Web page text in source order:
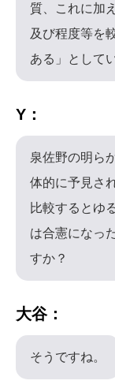
質、これに加
及び程度等を
ある」として
Y：
泉佐野の明ら
体的に予見さ
比較するとゆ
は合憲になっ
すか？
大谷：
そうですね。